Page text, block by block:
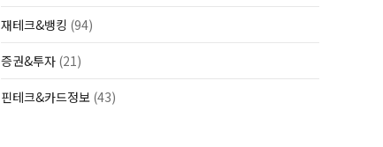
재테크&뱅킹 (94)
증권&투자 (21)
핀테크&카드정보 (43)